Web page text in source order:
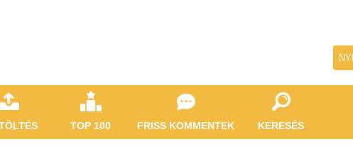
TOP 100 FRISS KOMMENTEK KERESÉS